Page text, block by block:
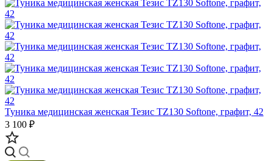
Туника медицинская женская Тезис TZ130 Softone, графит, 42
3 100 ₽